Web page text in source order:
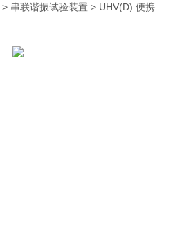
> 串联谐振试验装置 > UHV(D) 便携式电抗器